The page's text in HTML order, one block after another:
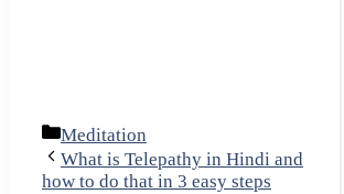
Categories
Meditation
What is Telepathy in Hindi and
how to do that in 3 easy steps